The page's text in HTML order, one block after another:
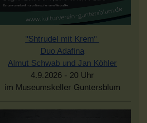
"Shtrudel mit Krem"
Duo Adafina
Almut Schwab und Jan Köhler
4.9.2026 - 20 Uhr
im Museumskeller Guntersblum